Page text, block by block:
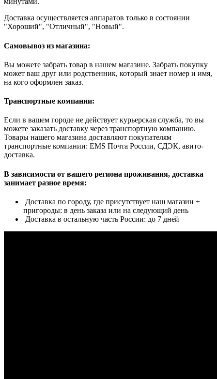
Доставка осуществляется аппаратов только в состоянии
"Хороший", "Отличный", "Новый".
Самовывоз из магазина:
Вы можете забрать товар в нашем магазине. Забрать покупку
может ваш друг или родственник, который знает номер и имя,
на кого оформлен заказ.
Транспортные компании:
Если в вашем городе не действует курьерская служба, то вы
можете заказать доставку через транспортную компанию.
Товары нашего магазина доставляют покупателям
транспортные компании: EMS Почта России, СДЭК, авито-
доставка.
В зависимости от вашего региона проживания, доставка
занимает разное время:
Доставка по городу, где присутствует наш магазин +
пригороды: в день заказа или на следующий день
Доставка в остальную часть России: до 7 дней